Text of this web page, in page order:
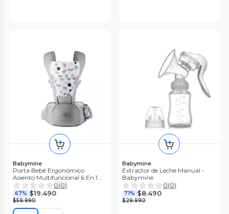
Babymine
Porta Bebé Ergonómico
Asiento Multifuncional 6 En 1
Colores
0(0)
67% $19.490
$59.990
Babymine
Extractor de Leche Manual -
Babymine
0(0)
71% $8.490
$29.990